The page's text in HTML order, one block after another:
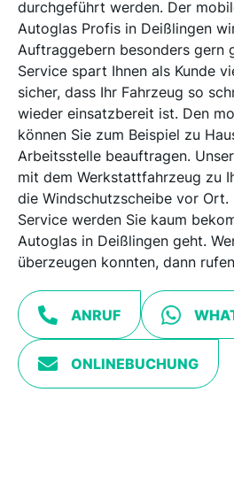
durchgeführt werden. Der
Autoglas Profis in Deißlingen
Auftraggebern besonders gern
Service spart Ihnen als Kunde
sicher, dass Ihr Fahrzeug so
wieder einsatzbereit ist. Den
können Sie zum Beispiel zu
Arbeitsstelle beauftragen.
mit dem Werkstattfahrzeug zu
die Windschutzscheibe vor
Service werden Sie kaum
Autoglas in Deißlingen geht.
überzeugen konnten, dann
ANRUF
ONLINEBUCHUNG